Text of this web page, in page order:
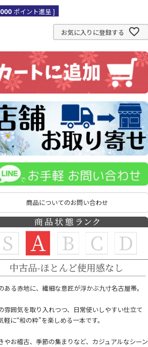
ポイント進呈 ]
お気に入りに登録する
商品についてのお問い合わせ
ある赤地に、繊細な意匠が浮かぶ九寸名古屋帯。
雰囲気を取り入れつつ、日常使いしやすい仕立て
軽に“和の粋”を楽しめる一本です。
やお稽古、季節の集まりなど、カジュアルなシーン